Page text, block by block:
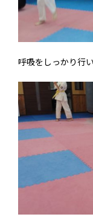
呼吸をしっかり行